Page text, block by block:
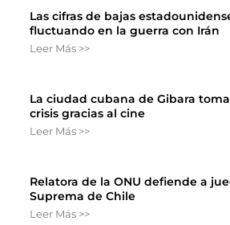
Las cifras de bajas
fluctuando en la guerra con Irán
Leer Más >>
La ciudad cubana de Gibara
crisis gracias al cine
Leer Más >>
Relatora de la ONU defiende a
Suprema de Chile
Leer Más >>